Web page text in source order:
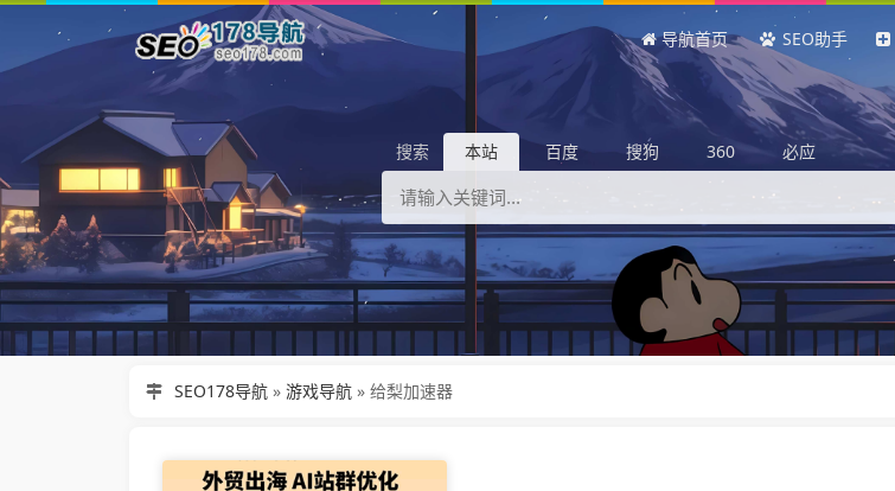
导航首页 SEO助手
搜索 本站 百度 搜狗 360 必应
SEO178导航» 游戏导航» 给梨加速器